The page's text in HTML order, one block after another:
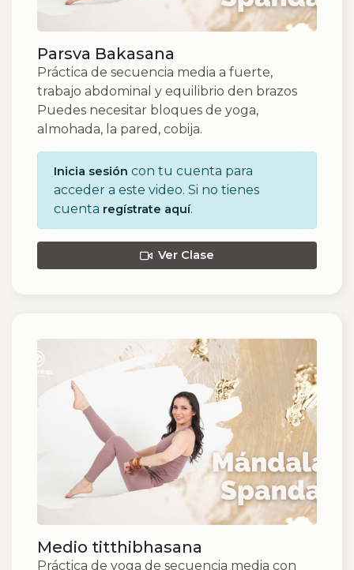
Parsva Bakasana
Práctica de secuencia media a fuerte,
trabajo abdominal y equilibrio den brazos
Puedes necesitar bloques de yoga,
almohada, la pared, cobija.
Inicia sesión con tu cuenta para
acceder a este video. Si no tienes
cuenta regístrate aquí.
Ver Clase
Medio titthibhasana
Práctica de yoga de secuencia media con